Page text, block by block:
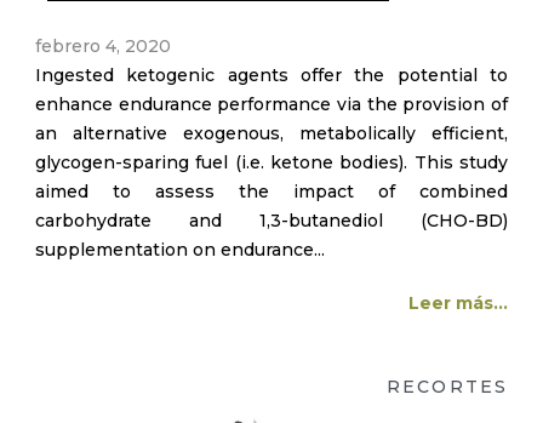
febrero 4, 2020
Ingested ketogenic agents offer the potential to
enhance endurance performance via the provision of
an alternative exogenous, metabolically efficient,
glycogen-sparing fuel (i.e. ketone bodies). This study
aimed to assess the impact of combined
carbohydrate and 1,3-butanediol (CHO-BD)
supplementation on endurance...
Leer más...
RECORTES